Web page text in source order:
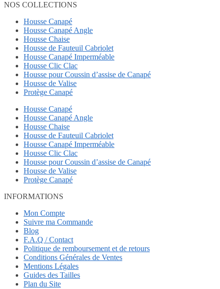
NOS COLLECTIONS
Housse Canapé
Housse Canapé Angle
Housse Chaise
Housse de Fauteuil Cabriolet
Housse Canapé Imperméable
Housse Clic Clac
Housse pour Coussin d’assise de Canapé
Housse de Valise
Protège Canapé
Housse Canapé
Housse Canapé Angle
Housse Chaise
Housse de Fauteuil Cabriolet
Housse Canapé Imperméable
Housse Clic Clac
Housse pour Coussin d’assise de Canapé
Housse de Valise
Protège Canapé
INFORMATIONS
Mon Compte
Suivre ma Commande
Blog
F.A.Q / Contact
Politique de remboursement et de retours
Conditions Générales de Ventes
Mentions Légales
Guides des Tailles
Plan du Site